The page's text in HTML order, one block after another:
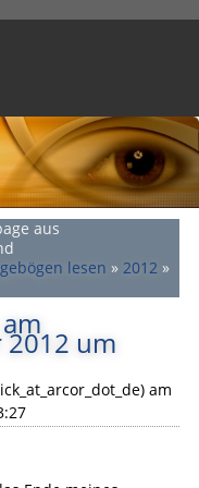
aus
lesen » 2012 »
2012 um
am